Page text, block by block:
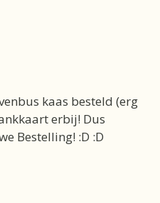
kaas besteld (erg
erbij! Dus
Bestelling! :D :D